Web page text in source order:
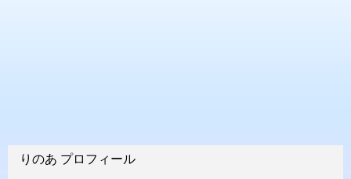
りのあ プロフィール